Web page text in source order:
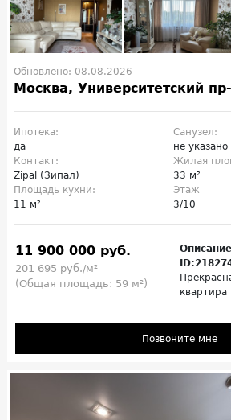
Обновлено: 08.08.2026
Москва, Университетский
Ипотека:
да
Санузел:
не указано
Контакт:
Zipal (Зипал)
Жилая
33 м²
Площадь кухни:
11 м²
Этаж
3/10
11 900 000 руб.
201 695 руб./м²
(Общая площадь: 59 м²)
Позвоните мне